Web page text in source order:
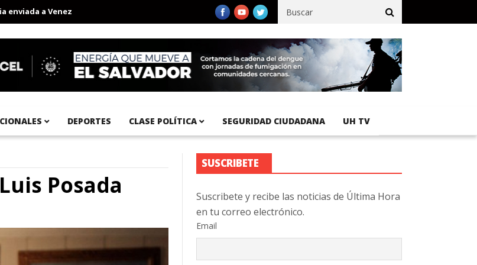
a Venezuela Aeropuerto Internacional del Pacífico registra 92 % de avance en obras de terracería
DEPORTES CLASE POLÍTICA SEGURIDAD CIUDADANA UH TV
Posada
SUSCRIBETE
Suscribete y recibe las noticias de Última Hora
en tu correo electrónico.
Email